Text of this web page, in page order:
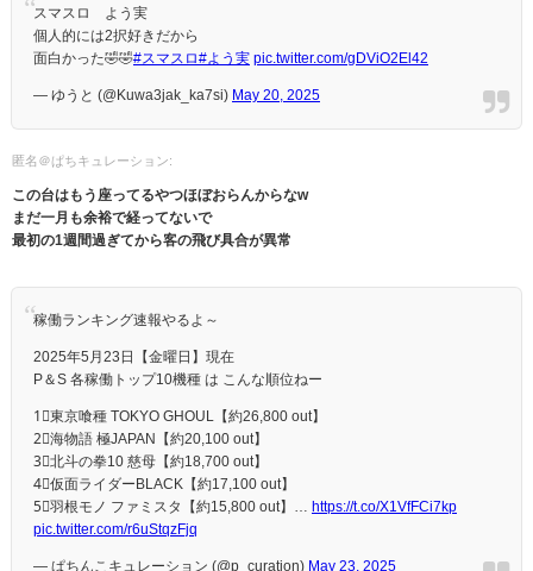
スマスロ よう実
個人的には2択好きだから
面白かった🤣🤣#スマスロ#よう実 pic.twitter.com/gDViO2El42
— ゆうと (@Kuwa3jak_ka7si) May 20, 2025
匿名＠ぱちキュレーション:
この台はもう座ってるやつほぼおらんからなw
まだ一月も余裕で経ってないで
最初の1週間過ぎてから客の飛び具合が異常
稼働ランキング速報やるよ～
2025年5月23日【金曜日】現在
P＆S 各稼働トップ10機種 は こんな順位ねー
1⃣東京喰種 TOKYO GHOUL【約26,800 out】
2⃣海物語 極JAPAN【約20,100 out】
3⃣北斗の拳10 慈母【約18,700 out】
4⃣仮面ライダーBLACK【約17,100 out】
5⃣羽根モノ ファミスタ【約15,800 out】… https://t.co/X1VfFCi7kp
pic.twitter.com/r6uStqzFjq
— ぱちんこキュレーション (@p_curation) May 23, 2025